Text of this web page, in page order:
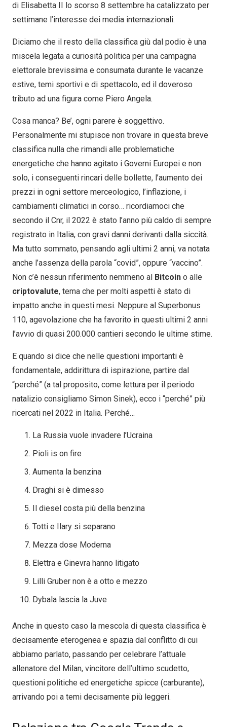
di Elisabetta II lo scorso 8 settembre ha catalizzato per
settimane l’interesse dei media internazionali.
Diciamo che il resto della classifica giù dal podio è una
miscela legata a curiosità politica per una campagna
elettorale brevissima e consumata durante le vacanze
estive, temi sportivi e di spettacolo, ed il doveroso
tributo ad una figura come Piero Angela.
Cosa manca? Be’, ogni parere è soggettivo.
Personalmente mi stupisce non trovare in questa breve
classifica nulla che rimandi alle problematiche
energetiche che hanno agitato i Governi Europei e non
solo, i conseguenti rincari delle bollette, l’aumento dei
prezzi in ogni settore merceologico, l’inflazione, i
cambiamenti climatici in corso… ricordiamoci che
secondo il Cnr, il 2022 è stato l’anno più caldo di sempre
registrato in Italia, con gravi danni derivanti dalla siccità.
Ma tutto sommato, pensando agli ultimi 2 anni, va notata
anche l’assenza della parola “covid”, oppure “vaccino”.
Non c’è nessun riferimento nemmeno al Bitcoin o alle
criptovalute, tema che per molti aspetti è stato di
impatto anche in questi mesi. Neppure al Superbonus
110, agevolazione che ha favorito in questi ultimi 2 anni
l’avvio di quasi 200.000 cantieri secondo le ultime stime.
E quando si dice che nelle questioni importanti è
fondamentale, addirittura di ispirazione, partire dal
“perché” (a tal proposito, come lettura per il periodo
natalizio consigliamo Simon Sinek), ecco i “perché” più
ricercati nel 2022 in Italia. Perché…
La Russia vuole invadere l’Ucraina
Pioli is on fire
Aumenta la benzina
Draghi si è dimesso
Il diesel costa più della benzina
Totti e Ilary si separano
Mezza dose Moderna
Elettra e Ginevra hanno litigato
Lilli Gruber non è a otto e mezzo
Dybala lascia la Juve
Anche in questo caso la mescola di questa classifica è
decisamente eterogenea e spazia dal conflitto di cui
abbiamo parlato, passando per celebrare l’attuale
allenatore del Milan, vincitore dell’ultimo scudetto,
questioni politiche ed energetiche spicce (carburante),
arrivando poi a temi decisamente più leggeri.